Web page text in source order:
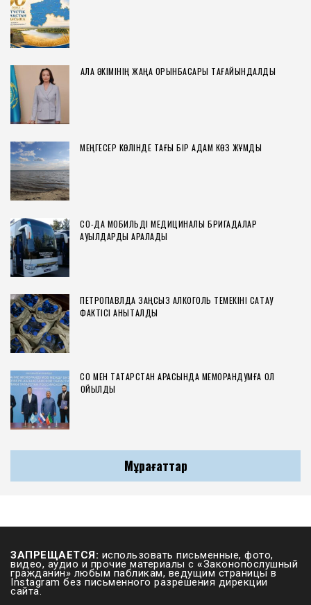
ҚАЛА ӘКІМІНІҢ ЖАҢА ОРЫНБАСАРЫ ТАҒАЙЫНДАЛДЫ
МЕҢГЕСЕР КӨЛІНДЕ ТАҒЫ БІР АДАМ КӨЗ ЖҰМДЫ
СҚО-ДА МОБИЛЬДІ МЕДИЦИНАЛЫҚ БРИГАДАЛАР
АУЫЛДАРДЫ АРАЛАДЫ
ПЕТРОПАВЛДА ЗАҢСЫЗ АЛКОГОЛЬ ТЕМЕКІНІ САҚТАУ
ФАКТІСІ АНЫҚТАЛДЫ
СҚО МЕН ТАТАРСТАН АРАСЫНДА МЕМОРАНДУМҒА ҚОЛ
ҚОЙЫЛДЫ
Мұрағаттар
ЗАПРЕЩАЕТСЯ: использовать письменные, фото,
видео, аудио и прочие материалы с «Законопослушный
гражданин» любым пабликам, ведущим страницы в
Instagram без письменного разрешения дирекции
сайта.